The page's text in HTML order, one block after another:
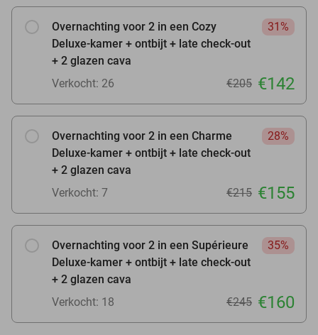
Overnachting voor 2 in een Cozy
Deluxe-kamer + ontbijt + late check-out
+ 2 glazen cava
31%
Verkocht: 26 €205 €142
Overnachting voor 2 in een Charme
Deluxe-kamer + ontbijt + late check-out
+ 2 glazen cava
28%
Verkocht: 7 €215 €155
Overnachting voor 2 in een Supérieure
Deluxe-kamer + ontbijt + late check-out
+ 2 glazen cava
35%
Verkocht: 18 €245 €160